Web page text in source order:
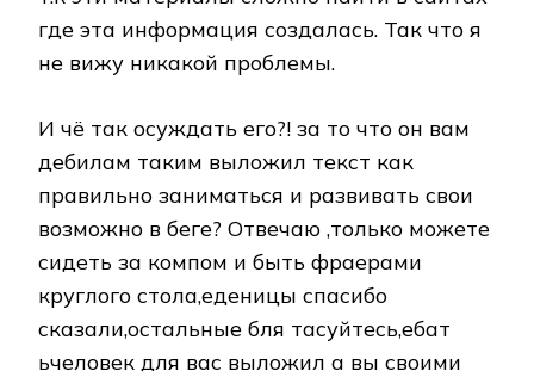
где эта информация создалась. Так что я
не вижу никакой проблемы.
И чё так осуждать его?! за то что он вам
дебилам таким выложил текст как
правильно заниматься и развивать свои
возможно в беге? Отвечаю ,только можете
сидеть за компом и быть фраерами
круглого стола,еденицы спасибо
сказали,остальные бля тасуйтесь,ебат
ьчеловек для вас выложил а вы своими